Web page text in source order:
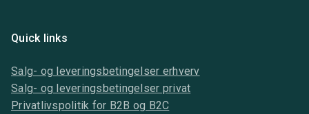
Quick links
Salg- og leveringsbetingelser erhverv
Salg- og leveringsbetingelser privat
Privatlivspolitik for B2B og B2C